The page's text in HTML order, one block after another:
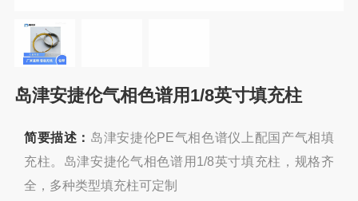
岛津安捷伦气相色谱用1/8英寸填充柱
简要描述： 岛津安捷伦PE气相色谱仪上配国产气相填
充柱。岛津安捷伦气相色谱用1/8英寸填充柱，规格齐
全，多种类型填充柱可定制